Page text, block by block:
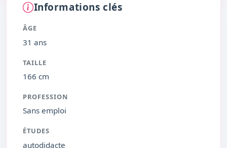
Informations clés
ÂGE
31 ans
TAILLE
166 cm
PROFESSION
Sans emploi
ÉTUDES
autodidacte